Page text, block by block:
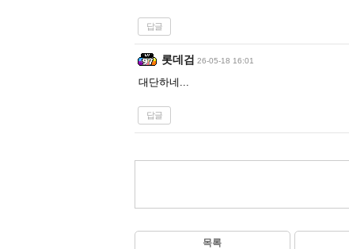
답글
롯데검 26-05-18 16:01
대단하네...
답글
목록